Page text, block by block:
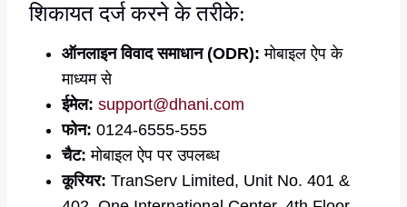
शिकायत दर्ज करने के तरीके:
ऑनलाइन विवाद समाधान (ODR): मोबाइल ऐप के
माध्यम से
ईमेल: support@dhani.com
फोन: 0124-6555-555
चैट: मोबाइल ऐप पर उपलब्ध
कूरियर: TranServ Limited, Unit No. 401 &